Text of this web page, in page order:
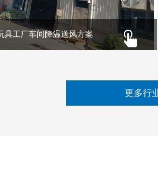
具工厂车间降温送风方案
更多行